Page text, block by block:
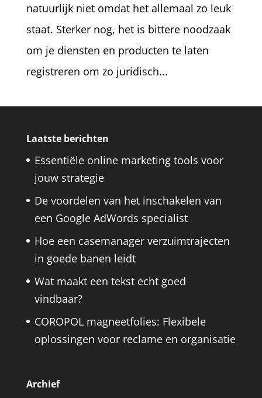
natuurlijk niet omdat het allemaal zo leuk
staat. Sterker nog, het is bittere noodzaak
om je diensten en producten te laten
registreren om zo juridisch...
Laatste berichten
Essentiële online marketing tools voor
jouw strategie
De voordelen van het inschakelen van
een Google AdWords specialist
Hoe een casemanager verzuimtrajecten
in goede banen leidt
Wat maakt een tekst echt goed
vindbaar?
COROPOL magneetfolies: Flexibele
oplossingen voor reclame en organisatie
Archief